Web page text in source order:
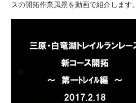
スの開拓作業風景を動画で紹介します。